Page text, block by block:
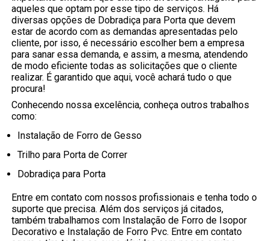
aqueles que optam por esse tipo de serviços. Há
diversas opções de Dobradiça para Porta que devem
estar de acordo com as demandas apresentadas pelo
cliente, por isso, é necessário escolher bem a empresa
para sanar essa demanda, e assim, a mesma, atendendo
de modo eficiente todas as solicitações que o cliente
realizar. É garantido que aqui, você achará tudo o que
procura!
Conhecendo nossa excelência, conheça outros trabalhos
como:
Instalação de Forro de Gesso
Trilho para Porta de Correr
Dobradiça para Porta
Entre em contato com nossos profissionais e tenha todo o
suporte que precisa. Além dos serviços já citados,
também trabalhamos com Instalação de Forro de Isopor
Decorativo e Instalação de Forro Pvc. Entre em contato